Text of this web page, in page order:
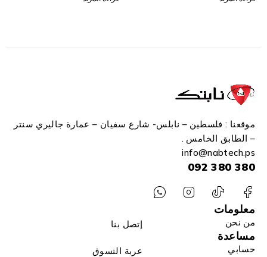
موقعنا : فلسطين – نابلس- شارع سفيان – عمارة جاليري سنتر
– الطابق الخامس .
info@nabtech.ps
380 380 092
معلومات
من نحن إتصل بنا
مساعدة
حسابي
عربة التسوق